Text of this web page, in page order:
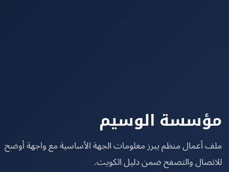
الوسيم
منظم يبرز معلومات الجهة الأساسية مع واجهة أوضح
والتصفح ضمن دليل الكويت.